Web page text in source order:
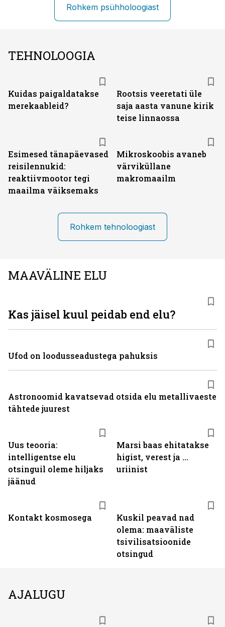
Rohkem psühholoogiast
TEHNOLOOGIA
Kuidas paigaldatakse
merekaableid?
Rootsis veeretati üle
saja aasta vanune kirik
teise linnaossa
Esimesed tänapäevased
reisilennukid:
reaktiivmootor tegi
maailma väiksemaks
Mikroskoobis avaneb
värviküllane
makromaailm
Rohkem tehnoloogiast
MAAVÄLINE ELU
Uus teooria:
intelligentse elu
otsinguil oleme hiljaks
jäänud
Marsi baas ehitatakse
higist, verest ja ...
uriinist
Kontakt kosmosega
Kuskil peavad nad
olema: maaväliste
tsivilisatsioonide
otsingud
Kas jäisel kuul peidab end elu?
Ufod on loodusseadustega pahuksis
Astronoomid kavatsevad otsida elu metallivaeste
tähtede juurest
AJALUGU